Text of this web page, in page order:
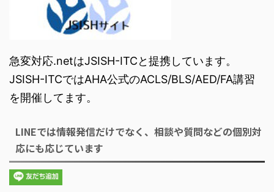
急変対応.netはJSISH-ITCと提携しています。
JSISH-ITCではAHA公式のACLS/BLS/AED/FA講習
を開催してます。
LINEでは情報発信だけでなく、相談や質問などの個別対
応にも応じています